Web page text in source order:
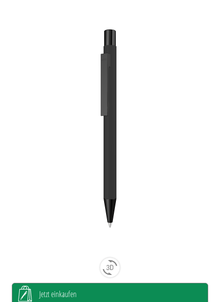
Jetzt einkaufen